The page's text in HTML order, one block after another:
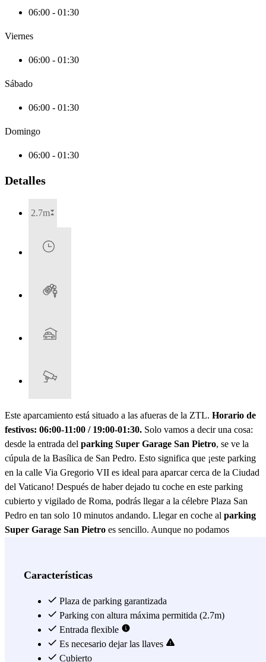
06:00 - 01:30
Viernes
06:00 - 01:30
Sábado
06:00 - 01:30
Domingo
06:00 - 01:30
Detalles
2.7m
Este aparcamiento está situado a las afueras de la ZTL. Horario de
festivos: 06:00-11:00 / 19:00-01:30. Solo vamos a decir una cosa:
desde la entrada del parking Super Garage San Pietro, se ve la
cúpula de la Basílica de San Pedro. Esto significa que ¡este parking
en la calle Via Gregorio VII es ideal para aparcar cerca de la Ciudad
del Vaticano! Después de haber dejado tu coche en este parking
cubierto y vigilado de Roma, podrás llegar a la célebre Plaza San
Pedro en tan solo 10 minutos andando. Llegar en coche al parking
Super Garage San Pietro es sencillo. Aunque no podamos
una zona bastante céntrica de Roma). Además, este parking cerca
con las que podrás moverte hacia los principales puntos de interés de
Roma. También es perfecto para aparcar cerca de la estación de
Roma San Pedro, por donde transitan tanto trenes de cercanías como
trenes regionales. Para terminar de convencerte de que reserves una
plaza de aparcamiento cubierta en este parking en Roma, tenemos
Características
Plaza de parking garantizada
Parking con altura máxima permitida (2.7m)
Entrada flexible
Es necesario dejar las llaves
Cubierto